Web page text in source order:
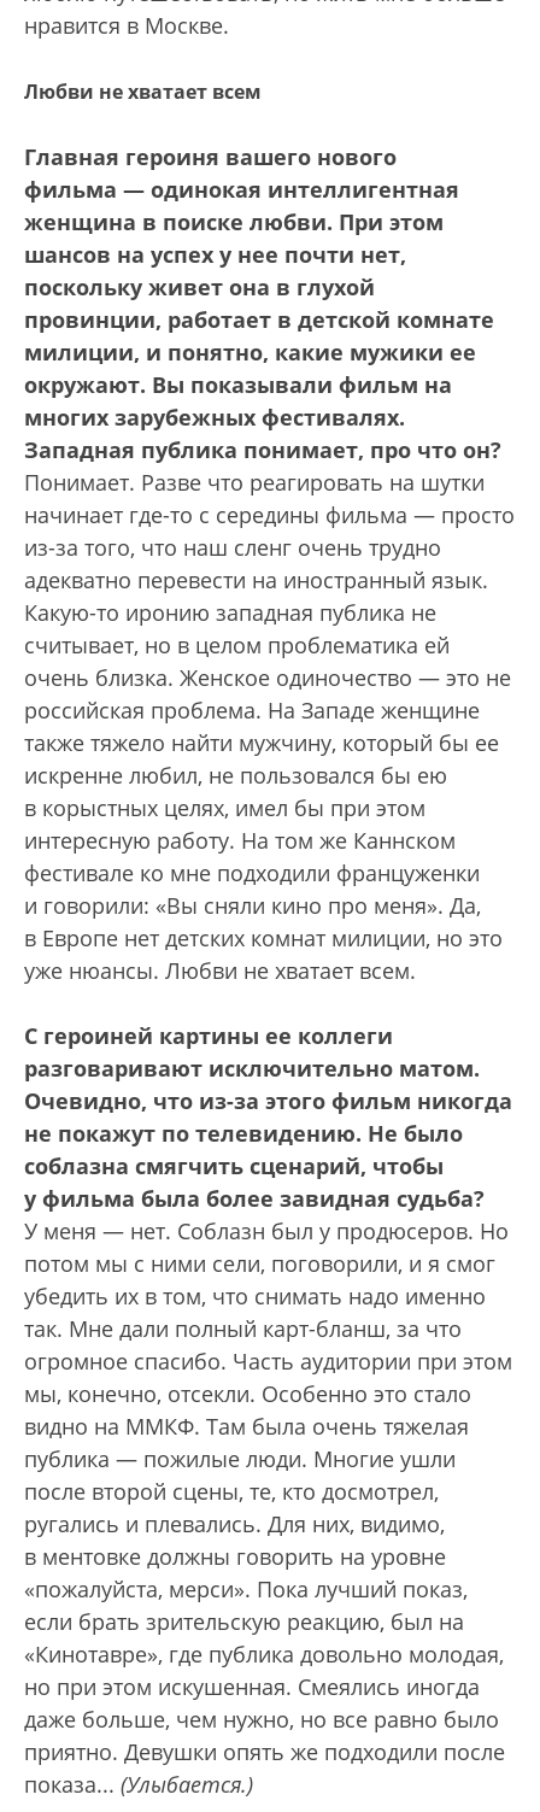
нравится в Москве.
Любви не хватает всем
Главная героиня вашего нового
фильма — одинокая интеллигентная
женщина в поиске любви. При этом
шансов на успех у нее почти нет,
поскольку живет она в глухой
провинции, работает в детской комнате
милиции, и понятно, какие мужики ее
окружают. Вы показывали фильм на
многих зарубежных фестивалях.
Западная публика понимает, про что он?
Понимает. Разве что реагировать на шутки
начинает где-то с середины фильма — просто
из-за того, что наш сленг очень трудно
адекватно перевести на иностранный язык.
Какую-то иронию западная публика не
считывает, но в целом проблематика ей
очень близка. Женское одиночество — это не
российская проблема. На Западе женщине
также тяжело найти мужчину, который бы ее
искренне любил, не пользовался бы ею
в корыстных целях, имел бы при этом
интересную работу. На том же Каннском
фестивале ко мне подходили француженки
и говорили: «Вы сняли кино про меня». Да,
в Европе нет детских комнат милиции, но это
уже нюансы. Любви не хватает всем.
С героиней картины ее коллеги
разговаривают исключительно матом.
Очевидно, что из-за этого фильм никогда
не покажут по телевидению. Не было
соблазна смягчить сценарий, чтобы
у фильма была более завидная судьба?
У меня — нет. Соблазн был у продюсеров. Но
потом мы с ними сели, поговорили, и я смог
убедить их в том, что снимать надо именно
так. Мне дали полный карт-бланш, за что
огромное спасибо. Часть аудитории при этом
мы, конечно, отсекли. Особенно это стало
видно на ММКФ. Там была очень тяжелая
публика — пожилые люди. Многие ушли
после второй сцены, те, кто досмотрел,
ругались и плевались. Для них, видимо,
в ментовке должны говорить на уровне
«пожалуйста, мерси». Пока лучший показ,
если брать зрительскую реакцию, был на
«Кинотавре», где публика довольно молодая,
но при этом искушенная. Смеялись иногда
даже больше, чем нужно, но все равно было
приятно. Девушки опять же подходили после
показа... (Улыбается.)